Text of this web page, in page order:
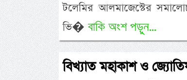
টলেমির আলমাজেস্টের
ভি� বাকি অংশ পড়ুন...
বিখ্যাত মহাকাশ ও